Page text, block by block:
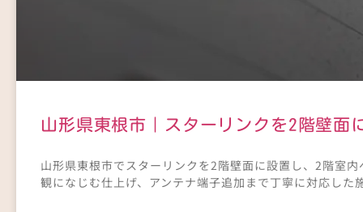
山形県東根市｜スターリンクを2階壁面
山形県東根市でスターリンクを2階壁面に設置し、2階室
観になじむ仕上げ、アンテナ端子追加まで丁寧に対応した